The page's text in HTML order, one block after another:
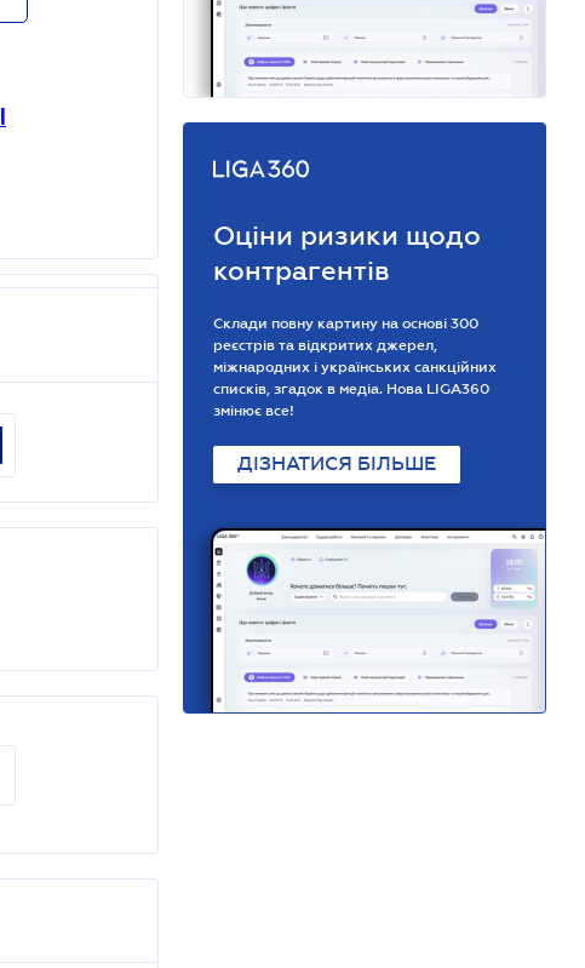
Оціни ризики щодо
контрагентів
Склади повну картину на основі 300
реєстрів та відкритих джерел,
міжнародних і українських санкційних
списків, згадок в медіа. Нова LIGA360
змінює все!
ДІЗНАТИСЯ БІЛЬШЕ